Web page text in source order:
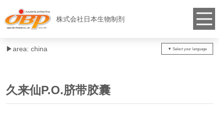
株式会社日本生物制剂
▶︎area: china
久来仙P.O.脐带胶囊